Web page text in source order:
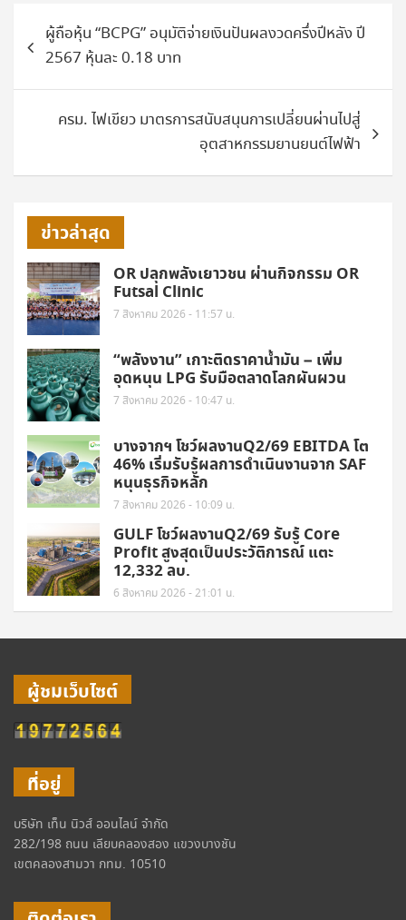
แนะแนว
เรื่องผู้ถือหุ้น “BCPG” อนุมัติจ่ายเงินปันผลงวดครึ่งปีหลัง ปี
2567 หุ้นละ 0.18 บาท
ครม. ไฟเขียว มาตรการสนับสนุนการเปลี่ยนผ่านไปสู่
อุตสาหกรรมยานยนต์ไฟฟ้า
ข่าวล่าสุด
OR ปลุกพลังเยาวชน ผ่านกิจกรรม OR
Futsal Clinic
7 สิงหาคม 2026 - 11:57 น.
“พลังงาน” เกาะติดราคาน้ำมัน – เพิ่ม
อุดหนุน LPG รับมือตลาดโลกผันผวน
7 สิงหาคม 2026 - 10:47 น.
บางจากฯ โชว์ผลงานQ2/69 EBITDA โต
46% เริ่มรับรู้ผลการดำเนินงานจาก SAF
หนุนธุรกิจหลัก
7 สิงหาคม 2026 - 10:09 น.
GULF โชว์ผลงานQ2/69 รับรู้ Core
Profit สูงสุดเป็นประวัติการณ์ แตะ
12,332 ลบ.
6 สิงหาคม 2026 - 21:01 น.
ผู้ชมเว็บไซต์
ที่อยู่
บริษัท เท็น นิวส์ ออนไลน์ จำกัด
282/198 ถนน เลียบคลองสอง แขวงบางชัน
เขตคลองสามวา กทม. 10510